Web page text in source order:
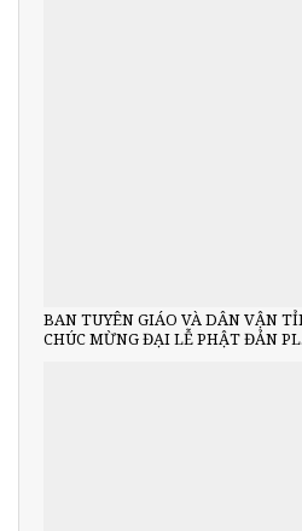
BAN TUYÊN GIÁO VÀ DÂN VẬN
CHÚC MỪNG ĐẠI LỄ PHẬT ĐẢN